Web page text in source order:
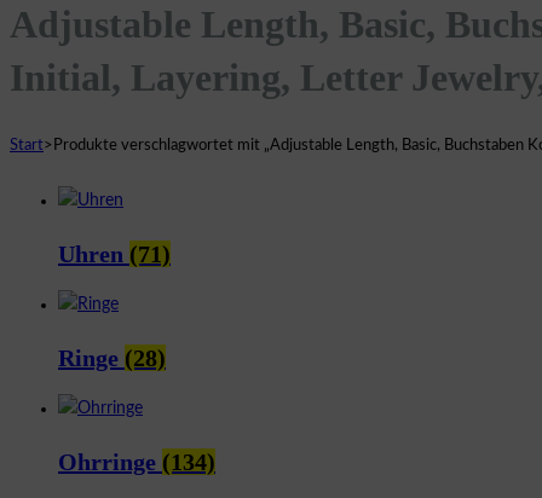
Adjustable Length, Basic,
Initial, Layering, Letter
Start> Produkte verschlagwortet mit „Adjustable Length, Basic, Buchstaben
Uhren (71)
Ringe (28)
Ohrringe (134)